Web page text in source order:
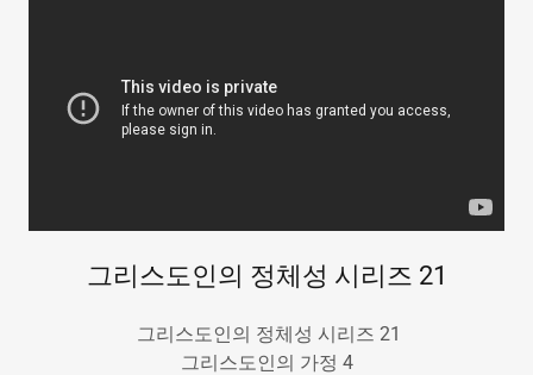
그리스도인의 정체성 시리즈 21
그리스도인의 정체성 시리즈 21
그리스도인의 가정 4